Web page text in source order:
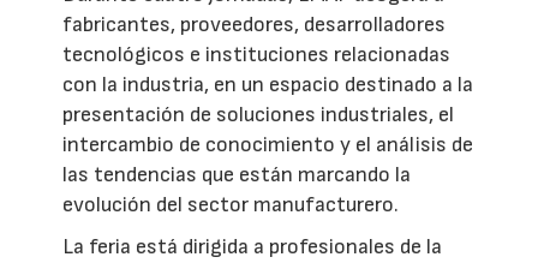
fabricantes, proveedores, desarrolladores
tecnológicos e instituciones relacionadas
con la industria, en un espacio destinado a la
presentación de soluciones industriales, el
intercambio de conocimiento y el análisis de
las tendencias que están marcando la
evolución del sector manufacturero.
La feria está dirigida a profesionales de la